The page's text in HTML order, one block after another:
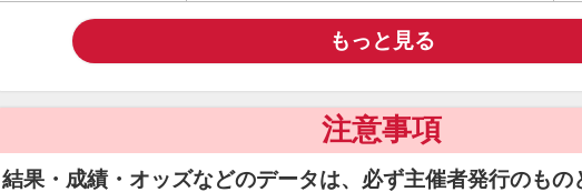
もっと見る
注意事項
結果・成績・オッズなどのデータは、必ず主催者発行のもの